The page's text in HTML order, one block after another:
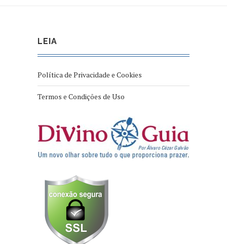
LEIA
Política de Privacidade e Cookies
Termos e Condições de Uso